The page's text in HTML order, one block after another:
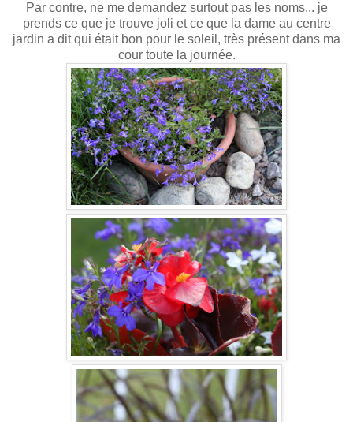
Par contre, ne me demandez surtout pas les noms... je
prends ce que je trouve joli et ce que la dame au centre
jardin a dit qui était bon pour le soleil, très présent dans ma
cour toute la journée.